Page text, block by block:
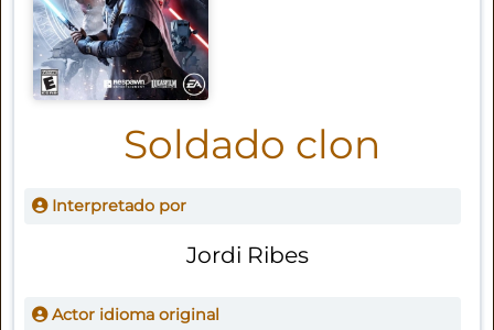
Soldado clon
Interpretado por
Jordi Ribes
Actor idioma original